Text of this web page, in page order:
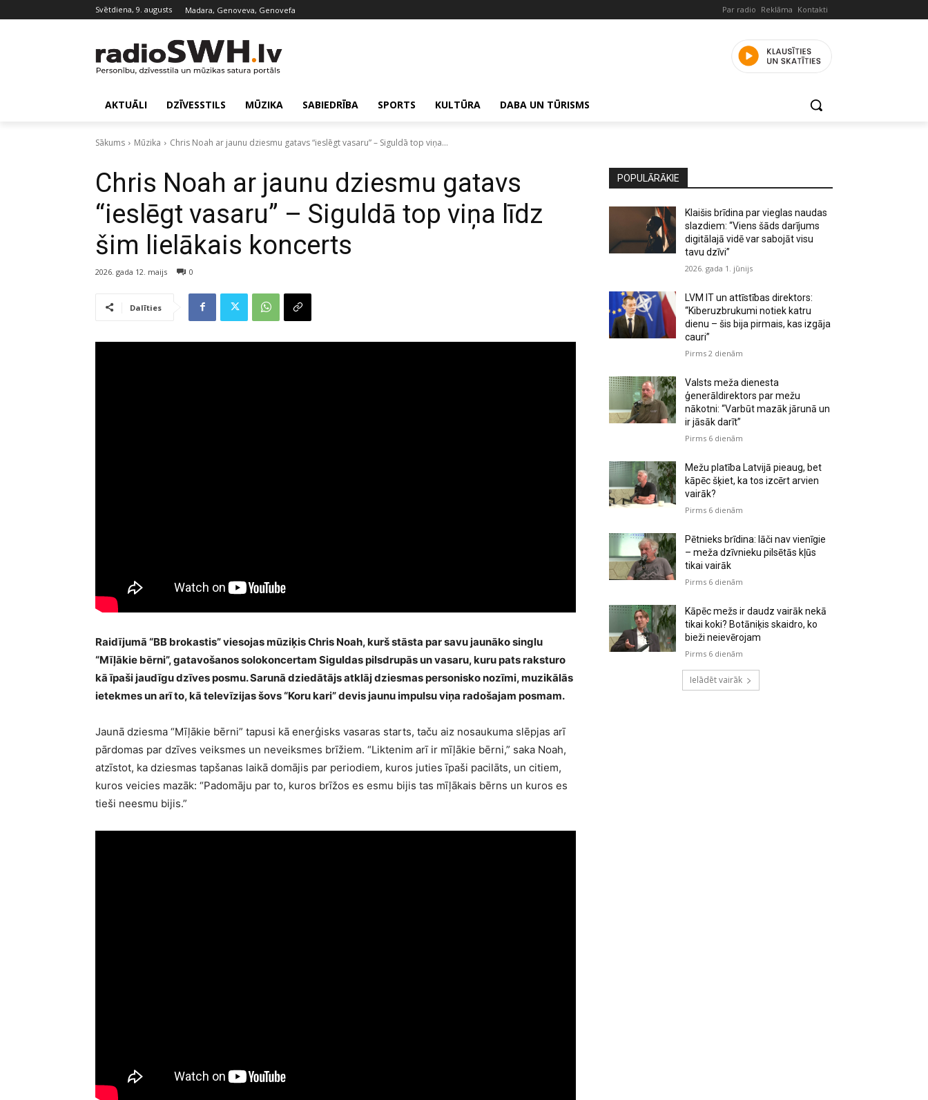
svētdiena, 9. augusts Madara, Genoveva, Genovefa Par radio Reklāma Kontakti
AKTUĀLI DZĪVESSTILS MŪZIKA SABIEDRĪBA SPORTS KULTŪRA DABA UN TŪRISMS
Sākums Mūzika Chris Noah ar jaunu dziesmu gatavs “ieslēgt vasaru” – Siguldā top viņa...
Chris Noah ar jaunu dziesmu gatavs
“ieslēgt vasaru” – Siguldā top viņa līdz
šim lielākais koncerts
2026. gada 12. maijs 0
Dalīties
Raidījumā “BB brokastis” viesojas mūziķis Chris Noah, kurš stāsta par savu jaunāko singlu
“Mīļākie bērni”, gatavošanos solokoncertam Siguldas pilsdrupās un vasaru, kuru pats raksturo
kā īpaši jaudīgu dzīves posmu. Sarunā dziedātājs atklāj dziesmas personisko nozīmi, muzikālās
ietekmes un arī to, kā televīzijas šovs “Koru kari” devis jaunu impulsu viņa radošajam posmam.
Jaunā dziesma “Mīļākie bērni” tapusi kā enerģisks vasaras starts, taču aiz nosaukuma slēpjas arī
pārdomas par dzīves veiksmes un neveiksmes brīžiem. “Liktenim arī ir mīļākie bērni,” saka Noah,
atzīstot, ka dziesmas tapšanas laikā domājis par periodiem, kuros juties īpaši pacilāts, un citiem,
kuros veicies mazāk: “Padomāju par to, kuros brīžos es esmu bijis tas mīļākais bērns un kuros es
tieši neesmu bijis.”
POPULĀRĀKIE
Klaišis brīdina par vieglas naudas
slazdiem: “Viens šāds darījums
digitālajā vidē var sabojāt visu
tavu dzīvi”
2026. gada 1. jūnijs
LVM IT un attīstības direktors:
“Kiberuzbrukumi notiek katru
dienu – šis bija pirmais, kas izgāja
cauri”
Pirms 2 dienām
Valsts meža dienesta
ģenerāldirektors par mežu
nākotni: “Varbūt mazāk jārunā un
ir jāsāk darīt”
Pirms 6 dienām
Mežu platība Latvijā pieaug, bet
kāpēc šķiet, ka tos izcērt arvien
vairāk?
Pirms 6 dienām
Pētnieks brīdina: lāči nav vienīgie
– meža dzīvnieku pilsētās kļūs
tikai vairāk
Pirms 6 dienām
Kāpēc mežs ir daudz vairāk nekā
tikai koki? Botāniķis skaidro, ko
bieži neievērojam
Pirms 6 dienām
Ielādēt vairāk